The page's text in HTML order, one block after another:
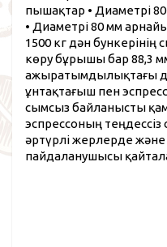
пышақтар • Диаметрі
• Диаметрі 80 мм
1500 кг дән
көру бұрышы бар 88,3
ажыратымдылықтағы
ұнтақтағыш пен
сымсыз байланысты
эспрессоның
әртүрлі жерлерде
пайдаланушысы